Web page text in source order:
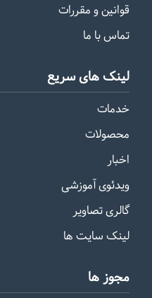
قوانین و مقررات
تماس با ما
لینک های سریع
خدمات
محصولات
اخبار
ویدئوی آموزشی
گالری تصاویر
لینک سایت ها
مجوز ها